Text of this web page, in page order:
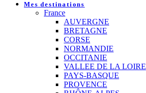
Mes destinations
France
AUVERGNE
BRETAGNE
CORSE
NORMANDIE
OCCITANIE
VALLEE DE LA LOIRE
PAYS-BASQUE
PROVENCE